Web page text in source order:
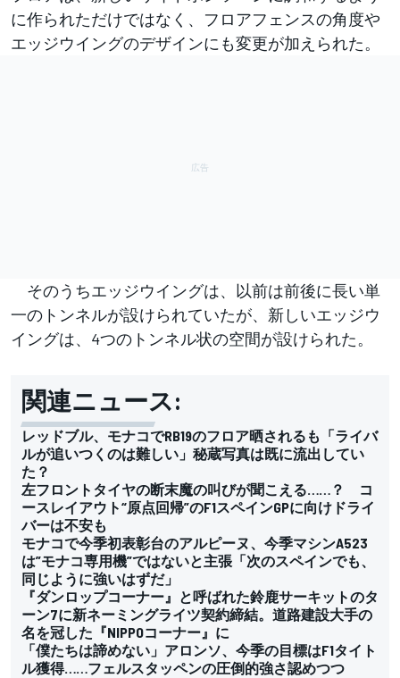
に作られただけではなく、フロアフェンスの角度や
エッジウイングのデザインにも変更が加えられた。
そのうちエッジウイングは、以前は前後に長い単
一のトンネルが設けられていたが、新しいエッジウ
イングは、4つのトンネル状の空間が設けられた。
関連ニュース:
レッドブル、モナコでRB19のフロア晒されるも「ライバ
ルが追いつくのは難しい」秘蔵写真は既に流出してい
た？
左フロントタイヤの断末魔の叫びが聞こえる……？ コ
ースレイアウト“原点回帰”のF1スペインGPに向けドライ
バーは不安も
モナコで今季初表彰台のアルピーヌ、今季マシンA523
は”モナコ専用機”ではないと主張「次のスペインでも、
同じように強いはずだ」
『ダンロップコーナー』と呼ばれた鈴鹿サーキットのタ
ーン7に新ネーミングライツ契約締結。道路建設大手の
名を冠した『NIPPOコーナー』に
「僕たちは諦めない」アロンソ、今季の目標はF1タイト
ル獲得……フェルスタッペンの圧倒的強さ認めつつ